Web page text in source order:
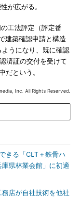
が広がる。
工法評定（評定番
建築確認申請と構造
うになり、既に確認
済証の交付を受けて
だという。
Inc. All Rights Reserved.
きる「CLT＋鉄骨ハ
県林業会館」に初適
店が自社技術を他社